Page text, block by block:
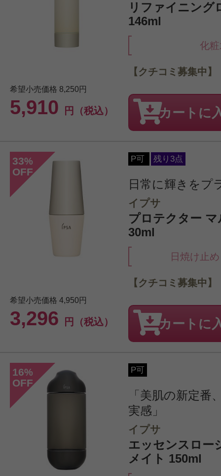
リファイニング
146ml
化
希望小売価格 8,250円
5,910 円（税込）
【クチコミ募集中】
カートに
33%
OFF
P可 残り3点
日常に輝きをプ
イプサ
プロテクター
30ml
日焼け止
希望小売価格 4,950円
3,296 円（税込）
【クチコミ募集中】
カートに
16%
OFF
P可
「美肌の新定番
実感」
イプサ
エッセンスロー
メイト 150ml